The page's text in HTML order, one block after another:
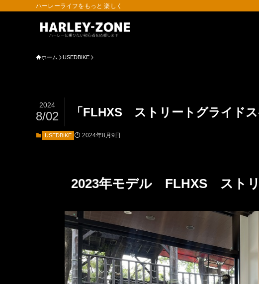
ハーレーライフをもっと 楽しく
ホーム USEDBIKE
「FLHXS ストリートグライド
2024
8/02
USEDBIKE 2024年8月9日
2023年モデル FLHXS スト